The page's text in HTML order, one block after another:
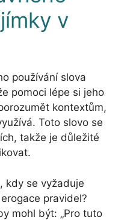
v
používání slova
pomoci lépe si jeho
kontextům,
Toto slovo se
takže je důležité
kdy se vyžaduje
pravidel?
mohl být: „Pro tuto